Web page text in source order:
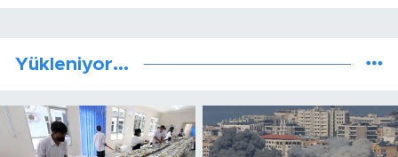
Yükleniyor...